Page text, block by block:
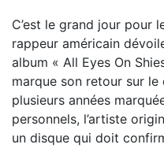
C’est le grand jour pour
rappeur américain
album « All Eyes On
marque son retour sur
plusieurs années
personnels, l’artiste
un disque qui doit